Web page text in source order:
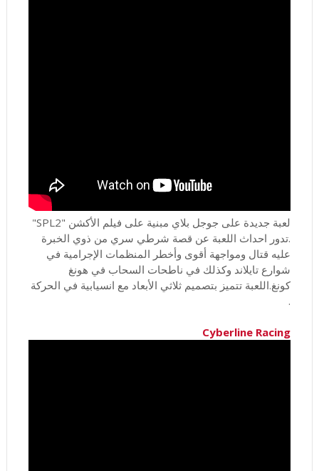
لعبة جديدة على جوجل بلاي مبنية على فيلم الأكشن "SPL2"
.تدور احداث اللعبة عن قصة شرطي سري من ذوي الخبرة
عليه قتال ومواجهة أقوى وأخطر المنظمات الإجرامية في
شوارع تايلاند وكذلك في ناطحات السحاب في هونغ
كونغ.اللعبة تتميز بتصميم ثلاثي الأبعاد مع انسيابية في الحركة
.
Cyberline Racing